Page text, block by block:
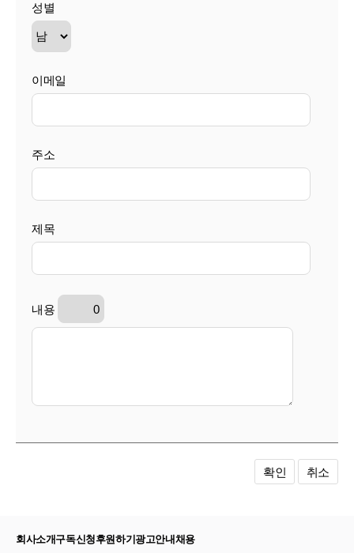
성별
이메일
주소
제목
내용
확인 취소
회사소개구독신청후원하기 광고안내채용